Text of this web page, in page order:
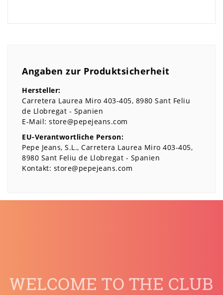
Angaben zur Produktsicherheit
Hersteller:
Carretera Laurea Miro 403-405 8980 Sant Feliu
de Llobregat
Spanien
E-Mail: store@pepejeans.com
EU-Verantwortliche Person:
Pepe Jeans, S.L. Carretera Laurea Miro 403-405
8980 Sant Feliu de Llobregat
Spanien
Kontakt: store@pepejeans.com
WELCOME TO THE CLUB